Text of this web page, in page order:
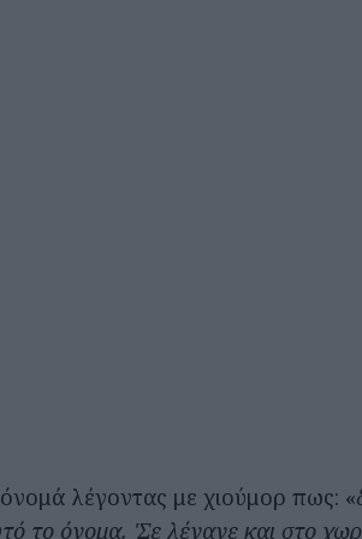
λέγοντας με χιούμορ πως: «
το όνομα. 'Σε λέγανε και στο